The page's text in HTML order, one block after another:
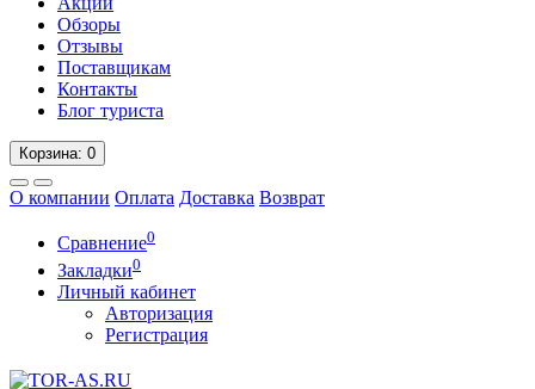
Обзоры
Отзывы
Поставщикам
Контакты
Блог туриста
Корзина: 0
О компании Оплата Доставка Возврат
Сравнение0
Закладки0
Личный кабинет
Авторизация
Регистрация